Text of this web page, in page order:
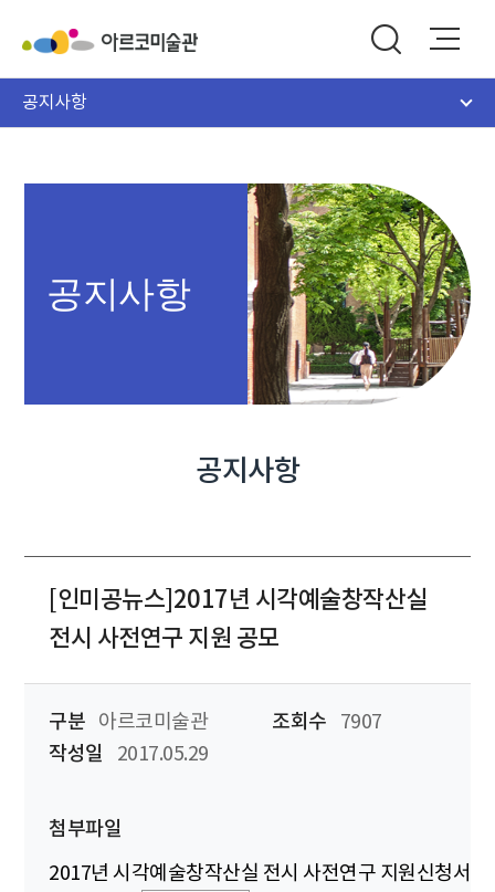
공지사항
공지사항
공지사항
[인미공뉴스]2017년 시각예술창작산실
전시 사전연구 지원 공모
구분 아르코미술관 조회수
7907
작성일
2017.05.29
첨부파일
2017년 시각예술창작산실 전시 사전연구 지원신청서